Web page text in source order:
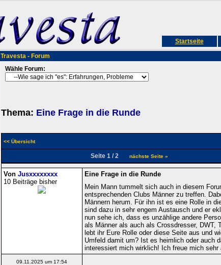
Startseite
Travesta - Forum
Wähle Forum:
Thema: Eine Frage in die Runde
<< Übersicht
Seite 1 / 2 nächste Seite »
Von Jusxxxxxxxx
10 Beiträge bisher
Eine Frage in die Runde
Mein Mann tummelt sich auch in diesem
entsprechenden Clubs Männer zu treffen.
Männern herum. Für ihn ist es eine Rolle in
sind dazu in sehr engem Austausch und er
nun sehe ich, dass es unzählige andere
als Männer als auch als Crossdresser,
lebt ihr Eure Rolle oder diese Seite aus und
Umfeld damit um? Ist es heimlich oder auch
interessiert mich wirklich! Ich freue mich sehr
09.11.2025 um 17:54